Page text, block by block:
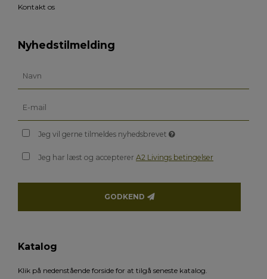
Kontakt os
Nyhedstilmelding
Jeg vil gerne tilmeldes nyhedsbrevet
Jeg har læst og acceptererA2 Livings betingelser
GODKEND
Katalog
Klik på nedenstående forside for at tilgå seneste katalog.